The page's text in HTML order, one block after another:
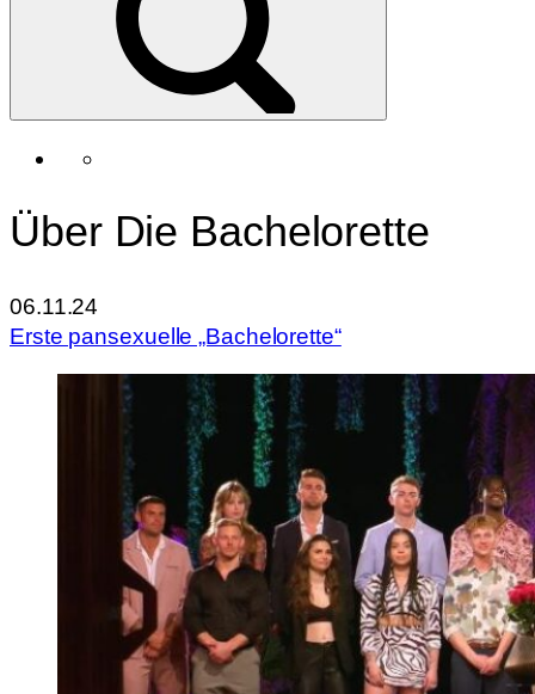
Über Die Bachelorette
06.11.24
Erste pansexuelle „Bachelorette“